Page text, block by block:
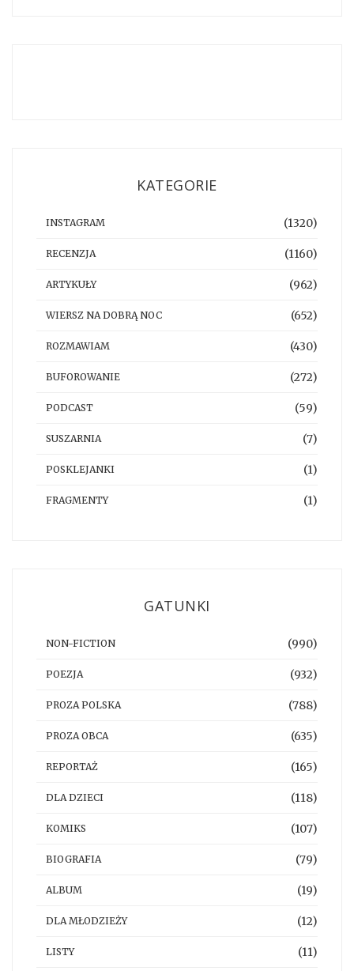
KATEGORIE
INSTAGRAM (1320)
RECENZJA (1160)
ARTYKUŁY (962)
WIERSZ NA DOBRĄ NOC (652)
ROZMAWIAM (430)
BUFOROWANIE (272)
PODCAST (59)
SUSZARNIA (7)
POSKLEJANKI (1)
FRAGMENTY (1)
GATUNKI
NON-FICTION (990)
POEZJA (932)
PROZA POLSKA (788)
PROZA OBCA (635)
REPORTAŻ (165)
DLA DZIECI (118)
KOMIKS (107)
BIOGRAFIA (79)
ALBUM (19)
DLA MŁODZIEŻY (12)
LISTY (11)